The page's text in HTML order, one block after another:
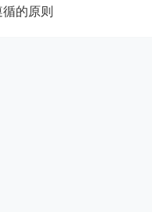
的原则